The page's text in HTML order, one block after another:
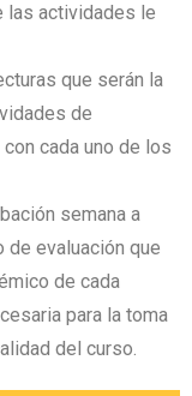
las actividades le
que serán la
de
cada uno de los
semana a
de evaluación que
de cada
para la toma
del curso.